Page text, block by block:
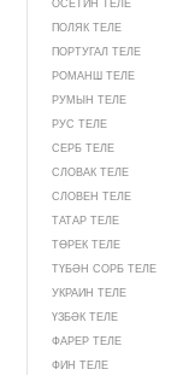
ОСЕТИН ТЕЛЕ
ПОЛЯК ТЕЛЕ
ПОРТУГАЛ ТЕЛЕ
РОМАНШ ТЕЛЕ
РУМЫН ТЕЛЕ
РУС ТЕЛЕ
СЕРБ ТЕЛЕ
СЛОВАК ТЕЛЕ
СЛОВЕН ТЕЛЕ
ТАТАР ТЕЛЕ
ТӨРЕК ТЕЛЕ
ТҮБӘН СОРБ ТЕЛЕ
УКРАИН ТЕЛЕ
ҮЗБӘК ТЕЛЕ
ФАРЕР ТЕЛЕ
ФИН ТЕЛЕ